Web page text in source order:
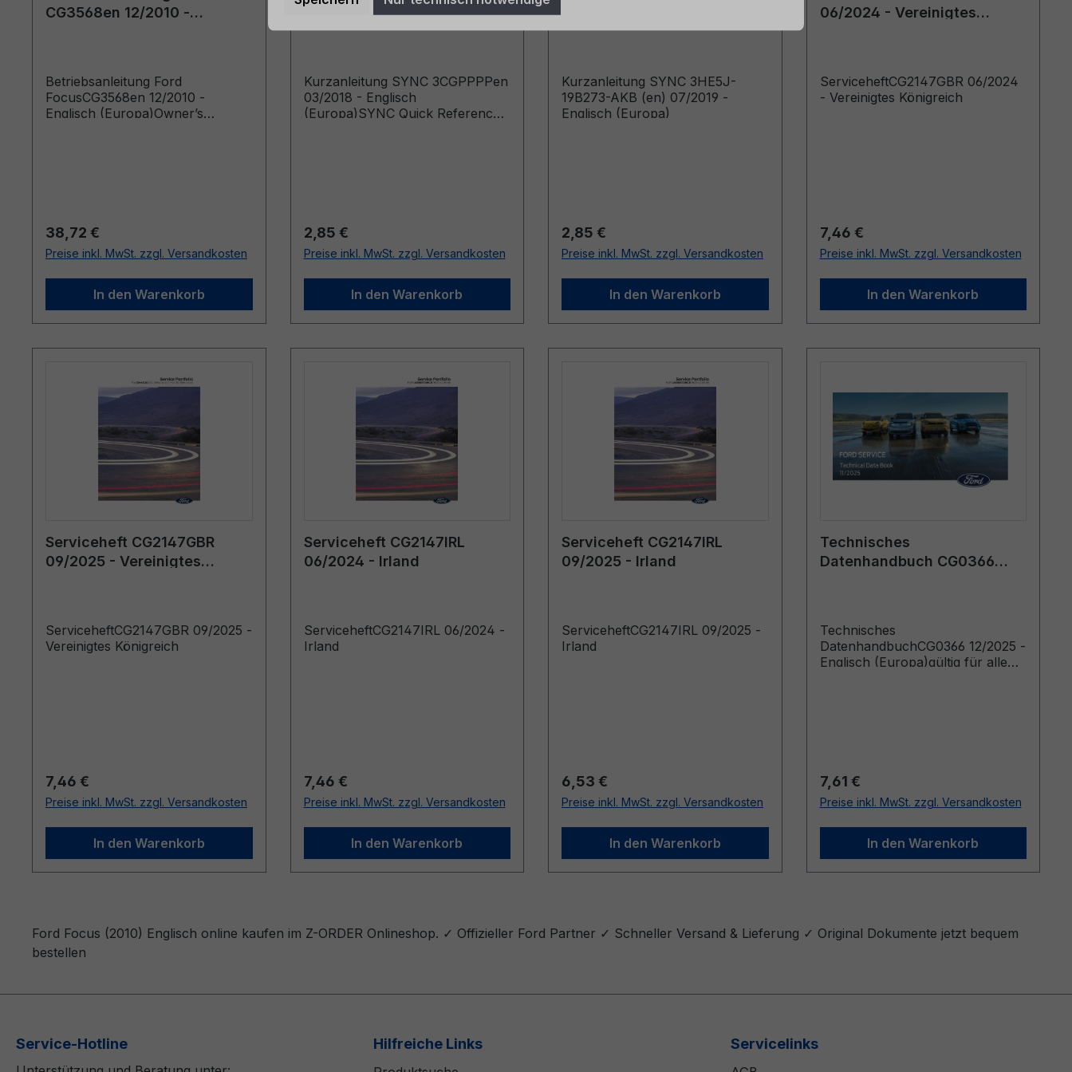
CG3568en 12/2010 -
Betriebsanleitung Ford
FocusCG3568en 12/2010 -
Englisch (Europa)Owner’s
Regulärer Preis:
38,72 €
Preise inkl. MwSt. zzgl. Versandkosten
In den Warenkorb
CGPPPPen 03/2018 -
Englisch (Europa)
Kurzanleitung SYNC 3CGPPPPen
03/2018 - Englisch
(Europa)SYNC Quick Reference
Regulärer Preis:
2,85 €
Preise inkl. MwSt. zzgl. Versandkosten
In den Warenkorb
Englisch (Europa)
Kurzanleitung SYNC 3HE5J-
19B273-AKB (en) 07/2019 -
Englisch (Europa)
Regulärer Preis:
2,85 €
Preise inkl. MwSt. zzgl. Versandkosten
In den Warenkorb
06/2024 - Vereinigtes
ServiceheftCG2147GBR 06/2024
- Vereinigtes Königreich
Regulärer Preis:
7,46 €
Preise inkl. MwSt. zzgl. Versandkosten
In den Warenkorb
Serviceheft CG2147GBR
09/2025 - Vereinigtes
ServiceheftCG2147GBR 09/2025 -
Vereinigtes Königreich
Regulärer Preis:
7,46 €
Preise inkl. MwSt. zzgl. Versandkosten
In den Warenkorb
Serviceheft CG2147IRL
06/2024 - Irland
ServiceheftCG2147IRL 06/2024 -
Irland
Regulärer Preis:
7,46 €
Preise inkl. MwSt. zzgl. Versandkosten
In den Warenkorb
Serviceheft CG2147IRL
09/2025 - Irland
ServiceheftCG2147IRL 09/2025 -
Irland
Regulärer Preis:
6,53 €
Preise inkl. MwSt. zzgl. Versandkosten
In den Warenkorb
Technisches
Datenhandbuch CG0366
Technisches
DatenhandbuchCG0366 12/2025 -
Englisch (Europa)gültig für alle
Regulärer Preis:
7,61 €
Preise inkl. MwSt. zzgl. Versandkosten
In den Warenkorb
Ford Focus (2010) Englisch online kaufen im Z-ORDER Onlineshop. ✓ Offizieller Ford Partner ✓ Schneller Versand & Lieferung ✓ Original Dokumente jetzt bequem
bestellen
Service-Hotline Hilfreiche Links Servicelinks